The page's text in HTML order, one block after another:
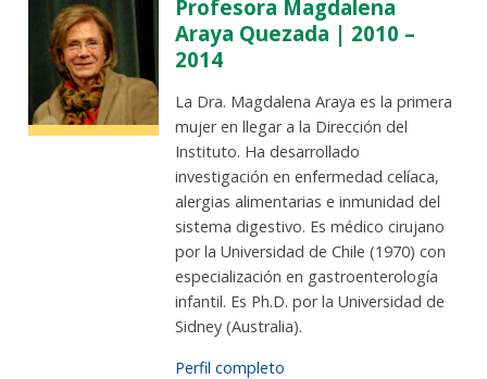
Profesora Magdalena
Araya Quezada | 2010 –
2014
La Dra. Magdalena Araya es la primera
mujer en llegar a la Dirección del
Instituto. Ha desarrollado
investigación en enfermedad celíaca,
alergias alimentarias e inmunidad del
sistema digestivo. Es médico cirujano
por la Universidad de Chile (1970) con
especialización en gastroenterología
infantil. Es Ph.D. por la Universidad de
Sidney (Australia).
Perfil completo